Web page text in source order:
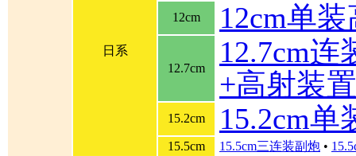
日系
12cm
12cm单
12.7cm
12.7cm连
+高射装置
15.2cm 15.2cm单
15.5cm 15.5cm三连装副炮 •